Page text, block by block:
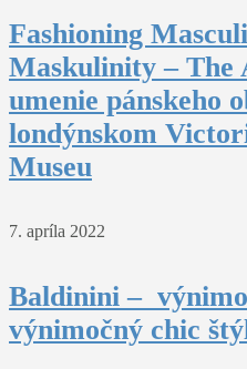
Fashioning
Maskulinity – The
umenie pánskeho
londýnskom
Museu
7. apríla 2022
Baldinini –
výnimočný chic